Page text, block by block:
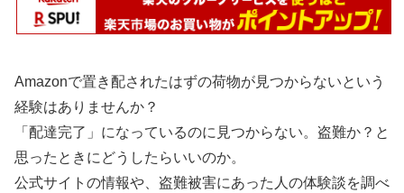
Amazonで置き配されたはずの荷物が見つからないという
経験はありませんか？
「配達完了」になっているのに見つからない。盗難か？と
思ったときにどうしたらいいのか。
公式サイトの情報や、盗難被害にあった人の体験談を調べ